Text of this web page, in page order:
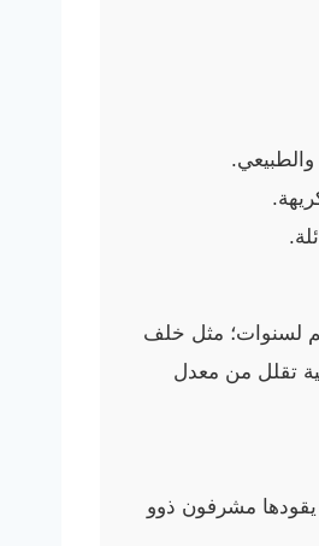
والطبيعي.
لسنوات؛ مثل خلف
تقلل من معدل
مشرفون ذوو